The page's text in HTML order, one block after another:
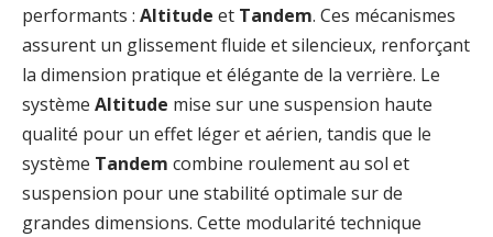
performants : Altitude et Tandem. Ces mécanismes
assurent un glissement fluide et silencieux, renforçant
la dimension pratique et élégante de la verrière. Le
système Altitude mise sur une suspension haute
qualité pour un effet léger et aérien, tandis que le
système Tandem combine roulement au sol et
suspension pour une stabilité optimale sur de
grandes dimensions. Cette modularité technique